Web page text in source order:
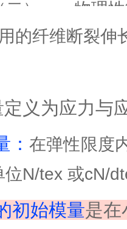
的纤维断裂伸
义为应力与
：在弹性限度
位N/tex 或cN/
初始模量是在